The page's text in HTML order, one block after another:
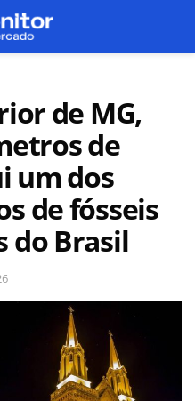
de MG,
de
um dos
de fósseis
do Brasil